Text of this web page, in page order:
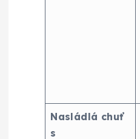
Nasládlá chuť
s